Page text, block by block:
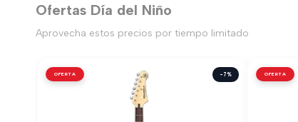
Ofertas Día del Niño
Aprovecha estos precios por tiempo limitado
OFERTA -7% OFERTA